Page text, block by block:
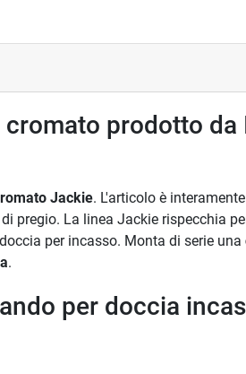
prodotto da
Jackie. L'articolo è interamente
pregio. La linea Jackie rispecchia
per incasso. Monta di serie una
.
per doccia